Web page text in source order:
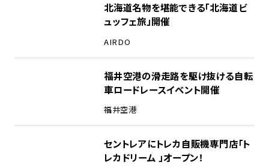
北海道名物を堪能できる「北海道ビ
ュッフェ旅」開催
AIRDO
福井空港の滑走路を駆け抜ける自転
車ロードレースイベント開催
福井空港
セントレアにトレカ自販機専門店「ト
レカドリーム 」オープン！